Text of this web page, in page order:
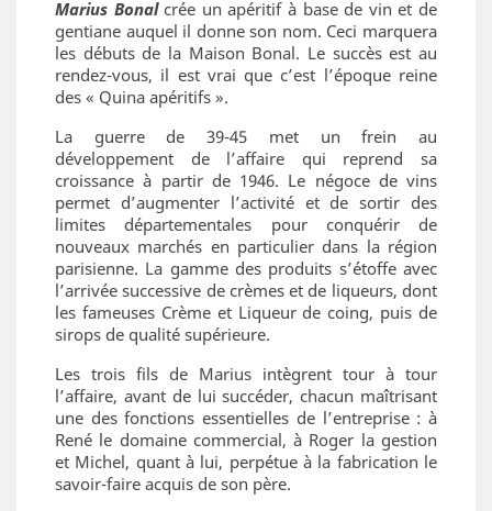
Marius Bonalcrée un apéritif à base de vin et de
gentiane auquel il donne son nom. Ceci marquera
les débuts de la Maison Bonal. Le succès est au
rendez-vous, il est vrai que c’est l’époque reine
des « Quina apéritifs ».
La guerre de 39-45 met un frein au
développement de l’affaire qui reprend sa
croissance à partir de 1946. Le négoce de vins
permet d’augmenter l’activité et de sortir des
limites départementales pour conquérir de
nouveaux marchés en particulier dans la région
parisienne. La gamme des produits s’étoffe avec
l’arrivée successive de crèmes et de liqueurs, dont
les fameuses Crème et Liqueur de coing, puis de
sirops de qualité supérieure.
Les trois fils de Marius intègrent tour à tour
l’affaire, avant de lui succéder, chacun maîtrisant
une des fonctions essentielles de l’entreprise : à
René le domaine commercial, à Roger la gestion
et Michel, quant à lui, perpétue à la fabrication le
savoir-faire acquis de son père.